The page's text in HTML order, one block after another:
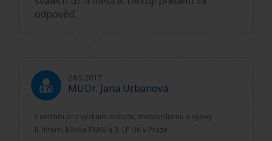
odpověď.
24.5.2017
MUDr. Jana Urbanová
Centrum pro výzkum diabetu, metabolismu a výživy
II. Interní klinika FNKV a 3. LF UK v Praze